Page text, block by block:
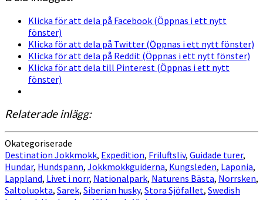
Klicka för att dela på Facebook (Öppnas i ett nytt
fönster)
Klicka för att dela på Twitter (Öppnas i ett nytt fönster)
Klicka för att dela på Reddit (Öppnas i ett nytt fönster)
Klicka för att dela till Pinterest (Öppnas i ett nytt
fönster)
Relaterade inlägg:
Okategoriserade
Destination Jokkmokk, Expedition, Friluftsliv, Guidade turer,
Hundar, Hundspann, Jokkmokkguiderna, Kungsleden, Laponia,
Lappland, Livet i norr, Nationalpark, Naturens Bästa, Norrsken,
Saltoluokta, Sarek, Siberian husky, Stora Sjöfallet, Swedish